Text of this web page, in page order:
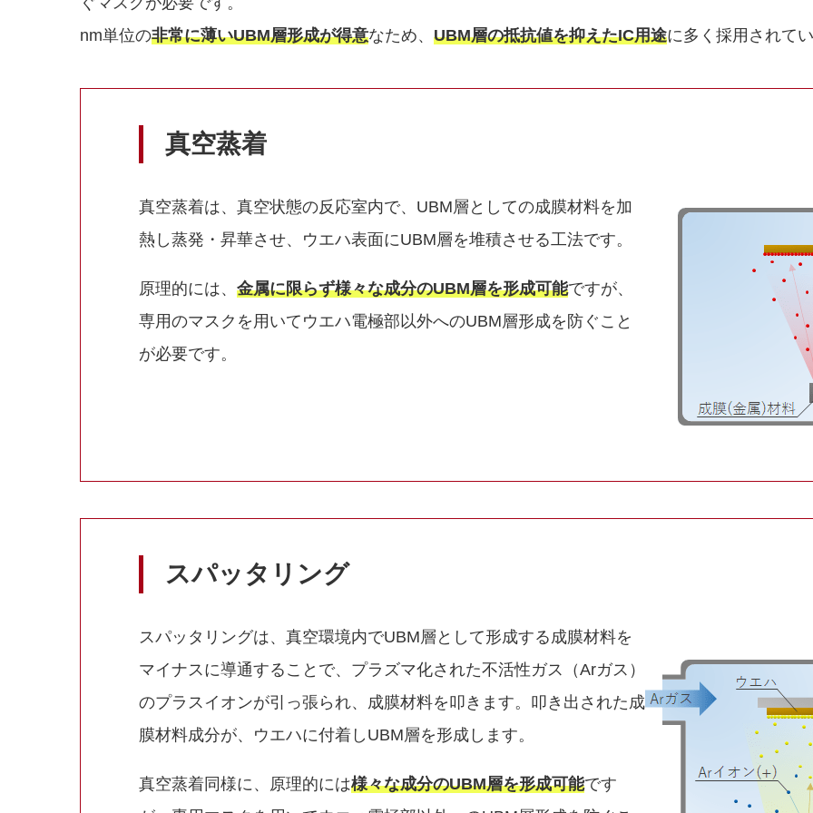
nm単位の非常に薄いUBM層形成が得意なため、 UBM層の抵抗値を抑えたIC用途に多く採用されて
真空蒸着
真空蒸着は、真空状態の反応室内で、UBM層としての成膜材料を加
熱し蒸発・昇華させ、ウエハ表面にUBM層を堆積させる工法です。
原理的には、 金属に限らず様々な成分のUBM層を形成可能ですが、
専用のマスクを用いてウエハ電極部以外へのUBM層形成を防ぐこと
が必要です。
スパッタリング
スパッタリングは、真空環境内でUBM層として形成する成膜材料を
マイナスに導通することで、プラズマ化された不活性ガス（Arガス）
のプラスイオンが引っ張られ、成膜材料を叩きます。叩き出された成
膜材料成分が、ウエハに付着しUBM層を形成します。
真空蒸着同様に、原理的には様々な成分のUBM層を形成可能です